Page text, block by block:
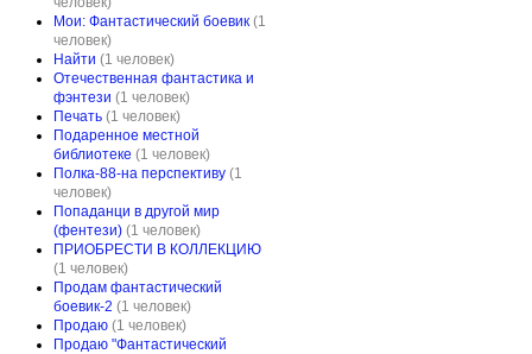
Мои: Фантастический боевик (1
человек)
Найти (1 человек)
Отечественная фантастика и
фэнтези (1 человек)
Печать (1 человек)
Подаренное местной
библиотеке (1 человек)
Полка-88-на перспективу (1
человек)
Попаданци в другой мир
(фентези) (1 человек)
ПРИОБРЕСТИ В КОЛЛЕКЦИЮ
(1 человек)
Продам фантастический
боевик-2 (1 человек)
Продаю (1 человек)
Продаю "Фантастический